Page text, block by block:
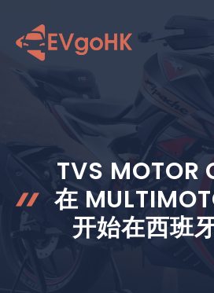
TVS MOTOR
在
开始在西班